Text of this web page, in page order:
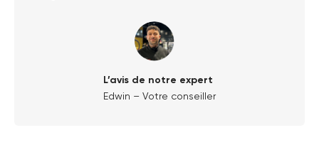
L’avis de notre expert
Edwin – Votre conseiller